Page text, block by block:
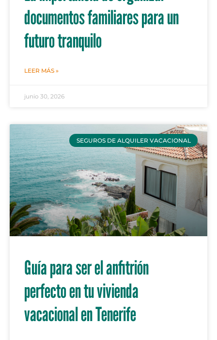
documentos familiares para un
futuro tranquilo
LEER MÁS »
junio 30, 2026
SEGUROS DE ALQUILER VACACIONAL
Guía para ser el anfitrión
perfecto en tu vivienda
vacacional en Tenerife